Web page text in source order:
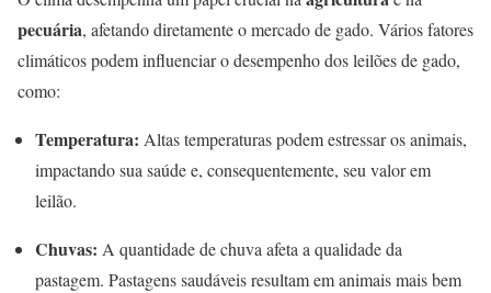
pecuária, afetando diretamente o mercado de gado. Vários fatores
climáticos podem influenciar o desempenho dos leilões de gado,
como:
Temperatura: Altas temperaturas podem estressar os animais,
impactando sua saúde e, consequentemente, seu valor em
leilão.
Chuvas: A quantidade de chuva afeta a qualidade da
pastagem. Pastagens saudáveis resultam em animais mais bem